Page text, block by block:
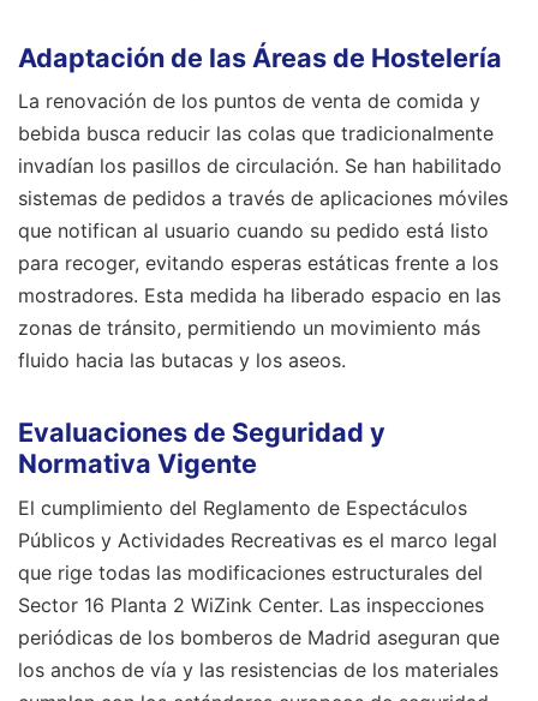
Adaptación de las Áreas de Hostelería
La renovación de los puntos de venta de comida y
bebida busca reducir las colas que tradicionalmente
invadían los pasillos de circulación. Se han habilitado
sistemas de pedidos a través de aplicaciones móviles
que notifican al usuario cuando su pedido está listo
para recoger, evitando esperas estáticas frente a los
mostradores. Esta medida ha liberado espacio en las
zonas de tránsito, permitiendo un movimiento más
fluido hacia las butacas y los aseos.
Evaluaciones de Seguridad y
Normativa Vigente
El cumplimiento del Reglamento de Espectáculos
Públicos y Actividades Recreativas es el marco legal
que rige todas las modificaciones estructurales del
Sector 16 Planta 2 WiZink Center. Las inspecciones
periódicas de los bomberos de Madrid aseguran que
los anchos de vía y las resistencias de los materiales